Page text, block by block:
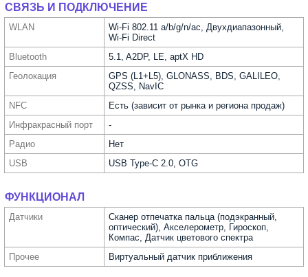
СВЯЗЬ И ПОДКЛЮЧЕНИЕ
WLAN
Wi-Fi 802.11 a/b/g/n/ac, Двухдиапазонный,
Wi-Fi Direct
Bluetooth
5.1, A2DP, LE, aptX HD
Геолока­ция
GPS (L1+L5), GLONASS, BDS, GALILEO,
QZSS, NavIC
NFC
Есть (зависит от рынка и региона продаж)
Инфра­красный порт
-
Радио
Нет
USB
USB Type-C 2.0, OTG
ФУНКЦИОНАЛ
Датчики
Сканер отпечатка пальца (подэкранный,
оптический), Акселерометр, Гироскоп,
Компас, Датчик цветового спектра
Прочее
Виртуальный датчик приближения